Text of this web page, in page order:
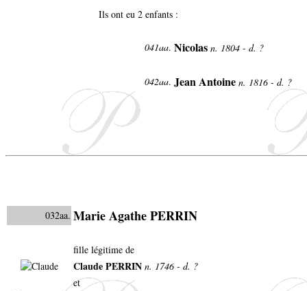
Ils ont eu 2 enfants :
041aa. Nicolas n. 1804 - d. ?
042aa. Jean Antoine n. 1816 - d. ?
032aa. Marie Agathe PERRIN
fille légitime de
Claude PERRIN n. 1746 - d. ?
et